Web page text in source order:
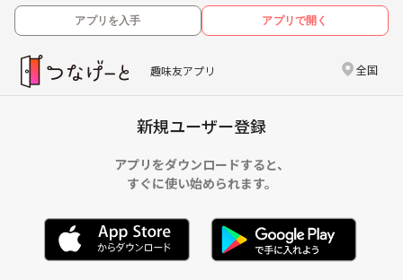
アプリを入手 アプリで開く
趣味友アプリ 全国
新規ユーザー登録
アプリをダウンロードすると、
すぐに使い始められます。